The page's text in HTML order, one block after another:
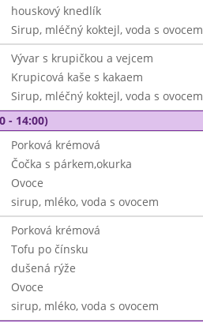
houskový knedlík
Sirup, mléčný koktejl, voda s ovocem
Vývar s krupičkou a vejcem
Krupicová kaše s kakaem
Sirup, mléčný koktejl, voda s ovocem
- 14:00)
Porková krémová
Čočka s párkem,okurka
Ovoce
sirup, mléko, voda s ovocem
Porková krémová
Tofu po čínsku
dušená rýže
Ovoce
sirup, mléko, voda s ovocem